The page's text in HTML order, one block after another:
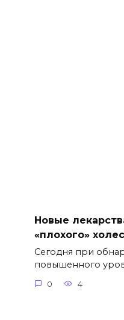
Новые
«плохого»
Сегодня при
повышенного
0 4